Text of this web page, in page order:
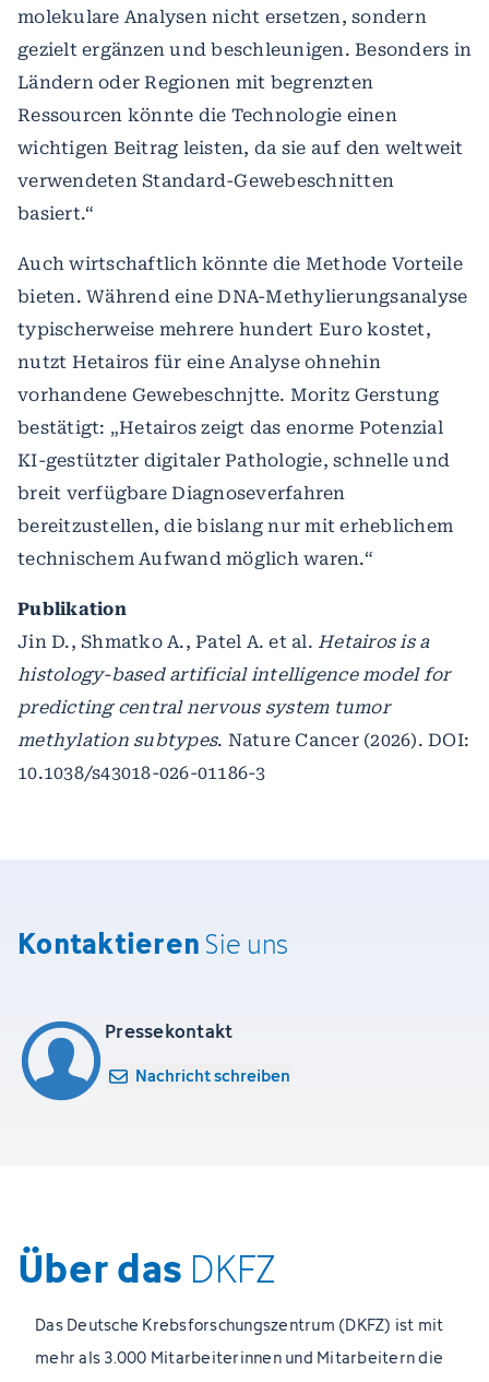
molekulare Analysen nicht ersetzen, sondern
gezielt ergänzen und beschleunigen. Besonders in
Ländern oder Regionen mit begrenzten
Ressourcen könnte die Technologie einen
wichtigen Beitrag leisten, da sie auf den weltweit
verwendeten Standard-Gewebeschnitten
basiert.“
Auch wirtschaftlich könnte die Methode Vorteile
bieten. Während eine DNA-Methylierungsanalyse
typischerweise mehrere hundert Euro kostet,
nutzt Hetairos für eine Analyse ohnehin
vorhandene Gewebeschnjtte. Moritz Gerstung
bestätigt: „Hetairos zeigt das enorme Potenzial
KI-gestützter digitaler Pathologie, schnelle und
breit verfügbare Diagnoseverfahren
bereitzustellen, die bislang nur mit erheblichem
technischem Aufwand möglich waren.“
Publikation
Jin D., Shmatko A., Patel A. et al. Hetairos is a
histology-based artificial intelligence model for
predicting central nervous system tumor
methylation subtypes. Nature Cancer (2026). DOI:
10.1038/s43018-026-01186-3
KontaktierenSie uns
Pressekontakt
Nachricht schreiben
Über das DKFZ
Das Deutsche Krebsforschungszentrum (DKFZ) ist mit
mehr als 3.000 Mitarbeiterinnen und Mitarbeitern die